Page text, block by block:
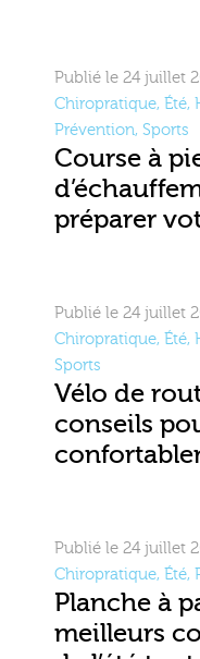
Publié le 24 juillet
Chiropratique, Été,
Prévention, Sports
Course à
préparer
Publié le 24 juillet
Chiropratique, Été,
Sports
Vélo de
conseils
Publié le 24 juillet
Chiropratique, Été,
Planche à
meilleurs